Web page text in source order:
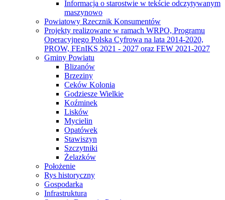
Informacja o starostwie w tekście odczytywanym
maszynowo
Powiatowy Rzecznik Konsumentów
Projekty realizowane w ramach WRPO, Programu
Operacyjnego Polska Cyfrowa na lata 2014-2020,
PROW, FEnIKS 2021 - 2027 oraz FEW 2021-2027
Gminy Powiatu
Blizanów
Brzeziny
Ceków Kolonia
Godziesze Wielkie
Koźminek
Lisków
Mycielin
Opatówek
Stawiszyn
Szczytniki
Żelazków
Położenie
Rys historyczny
Gospodarka
Infrastruktura